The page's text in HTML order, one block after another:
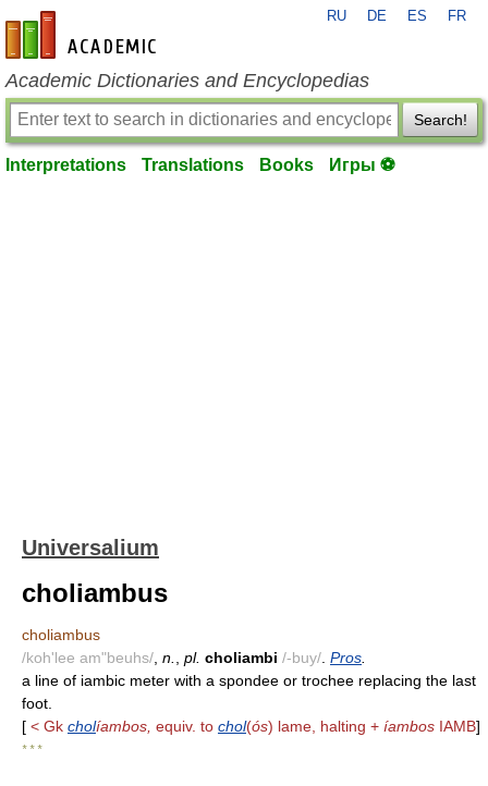
en-academic.com
RU DE ES FR
Academic Dictionaries and Encyclopedias
Search!
Interpretations Translations Books Игры ⚽
Universalium
choliambus
choliambus
/koh'lee am"beuhs/ n. pl. choliambi /-buy/ Pros
a line of iambic meter with a spondee or trochee replacing the last
foot.
[ < Gk cholíambos, equiv. to chol(ós) lame, halting + íambos IAMB]
* * *